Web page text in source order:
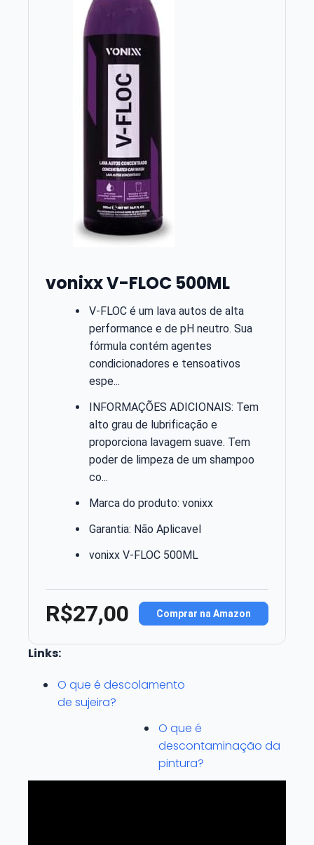
vonixx V-FLOC 500ML
V-FLOC é um lava autos de alta
performance e de pH neutro. Sua
fórmula contém agentes
condicionadores e tensoativos
espe...
INFORMAÇÕES ADICIONAIS: Tem
alto grau de lubrificação e
proporciona lavagem suave. Tem
poder de limpeza de um shampoo
co...
Marca do produto: vonixx
Garantia: Não Aplicavel
vonixx V-FLOC 500ML
R$27,00 Comprar na Amazon
Links:
O que é descolamento
de sujeira?
O que é
descontaminação da
pintura?